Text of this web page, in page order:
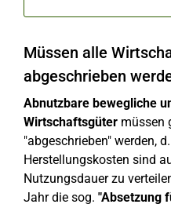
Müssen alle
abgeschrieben
Abnutzbare bewegliche
Wirtschaftsgüter müssen
"abgeschrieben" werden,
Herstellungskosten sind
Nutzungsdauer zu
Jahr die sog. "Absetzung